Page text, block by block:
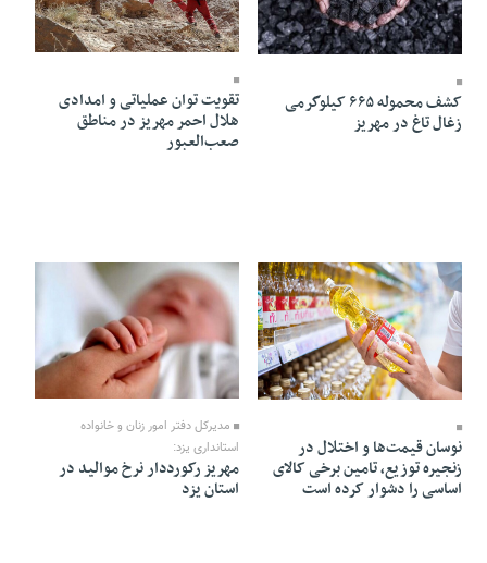
04 Khordad 1405 - 14:37
کشف محموله ۶۶۵ کیلوگرمی
زغال تاغ در مهریز
02 Khordad 1405 - 22:03
تقویت توان عملیاتی و امدادی
هلال احمر مهریز در مناطق
صعب‌العبور
29 Ordibehesht 1405 - 21:14
نوسان قیمت‌ها و اختلال در
زنجیره توزیع، تامین برخی کالای
اساسی را دشوار کرده است
28 Ordibehesht 1405 - 18:58
مدیرکل دفتر امور زنان و خانواده
استانداری یزد:
مهریز رکورددار نرخ موالید در
استان یزد